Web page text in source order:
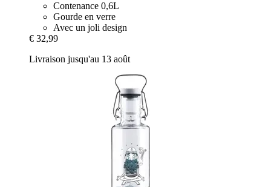
Contenance 0,6L
Gourde en verre
Avec un joli design
€ 32,99
Livraison jusqu'au 13 août